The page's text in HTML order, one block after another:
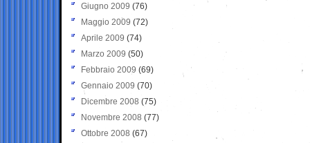
Giugno 2009 (76)
Maggio 2009 (72)
Aprile 2009 (74)
Marzo 2009 (50)
Febbraio 2009 (69)
Gennaio 2009 (70)
Dicembre 2008 (75)
Novembre 2008 (77)
Ottobre 2008 (67)